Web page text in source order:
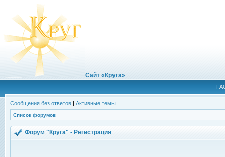
Сайт «Круга»
Сообщения без ответов | Активные темы
Список форумов
Форум "Круга" - Регистрация